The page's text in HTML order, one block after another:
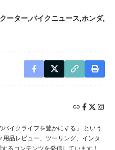
ーター バイクニュース ホンダ
バイクライフを豊かにする」 という
品レビュー、ツーリング、インタ
るコンテンツを発信しています！